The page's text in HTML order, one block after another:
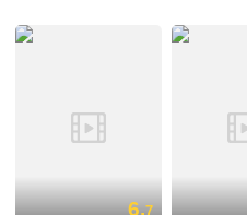
6.7